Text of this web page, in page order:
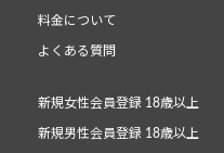
料金について
よくある質問
新規女性会員登録 18歳以上
新規男性会員登録 18歳以上